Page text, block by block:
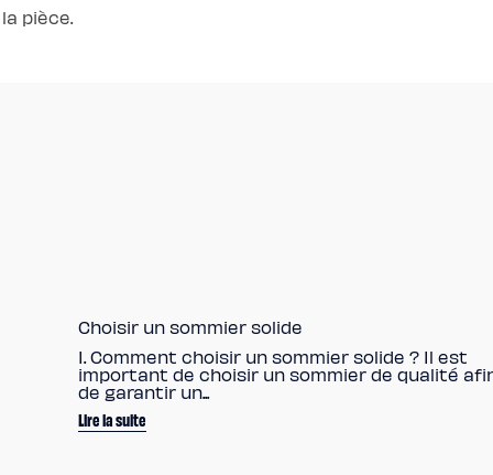
pièce.
Choisir un sommier solide
I. Comment choisir un sommier solide ? Il est
important de choisir un sommier de qualité
de garantir un...
Lire la suite